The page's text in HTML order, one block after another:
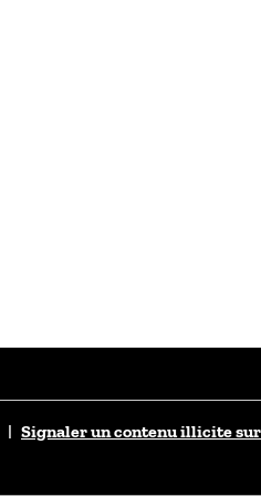
Signaler un contenu illicite